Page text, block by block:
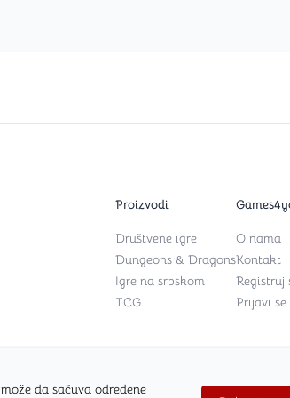
da sačuva određene
Proizvodi
Društvene igre
Dungeons & Dragons
Igre na srpskom
TCG
O nama
Kontakt
Registruj
Prijavi se